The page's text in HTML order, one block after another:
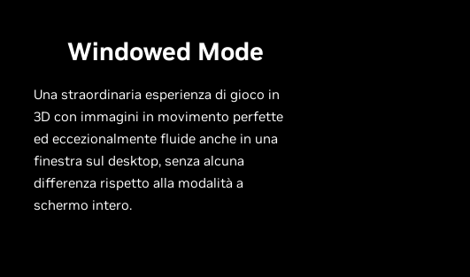
Windowed Mode
Una straordinaria esperienza di gioco in
3D con immagini in movimento perfette
ed eccezionalmente fluide anche in una
finestra sul desktop, senza alcuna
differenza rispetto alla modalità a
schermo intero.